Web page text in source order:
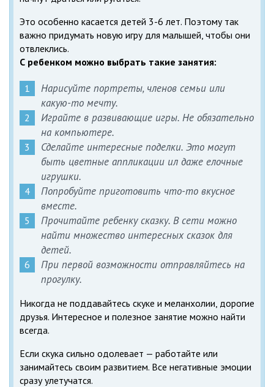
Это особенно касается детей 3-6 лет. Поэтому так
важно придумать новую игру для малышей, чтобы они
отвлеклись.
С ребенком можно выбрать такие занятия:
Нарисуйте портреты, членов семьи или
какую-то мечту.
Играйте в развивающие игры. Не обязательно
на компьютере.
Сделайте интересные поделки. Это могут
быть цветные аппликации ил даже елочные
игрушки.
Попробуйте приготовить что-то вкусное
вместе.
Прочитайте ребенку сказку. В сети можно
найти множество интересных сказок для
детей.
При первой возможности отправляйтесь на
прогулку.
Никогда не поддавайтесь скуке и меланхолии, дорогие
друзья. Интересное и полезное занятие можно найти
всегда.
Если скука сильно одолевает — работайте или
занимайтесь своим развитием. Все негативные эмоции
сразу улетучатся.